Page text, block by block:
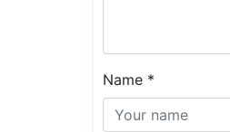
Name *